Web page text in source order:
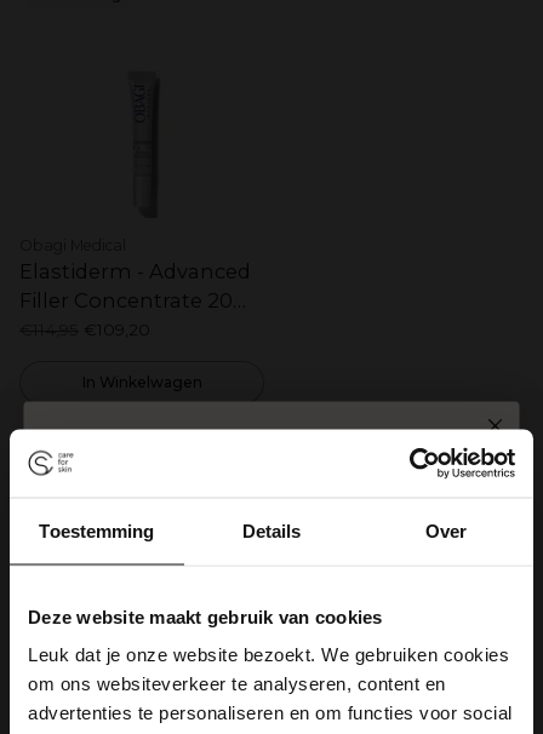
Toestemming Details Over
Deze website maakt gebruik van cookies
Leuk dat je onze website bezoekt. We gebruiken cookies
om ons websiteverkeer te analyseren, content en
advertenties te personaliseren en om functies voor social
Elastiderm - Advanced
Filler Concentrate 20
Normale€109,20
In Winkelwagen
Echte mensen, echte resultaten!
10% korting
5% korting
Gratis verzending